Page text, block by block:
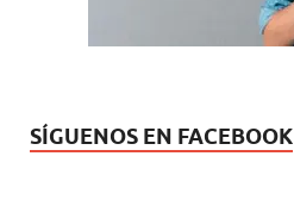
SÍGUENOS EN FACEBOOK